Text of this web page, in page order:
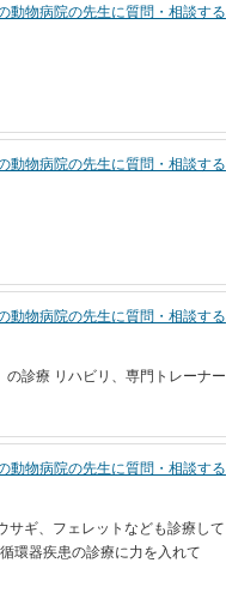
動物病院の先生に質問・相談する
動物病院の先生に質問・相談する
動物病院の先生に質問・相談する
診療 リハビリ、専門トレーナー
動物病院の先生に質問・相談する
サギ、フェレットなども診療して
環器疾患の診療に力を入れて